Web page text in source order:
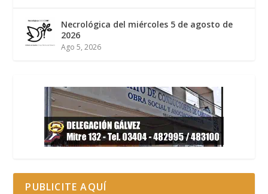
Necrológica del miércoles 5 de agosto de
2026
Ago 5, 2026
PUBLICITE AQUÍ